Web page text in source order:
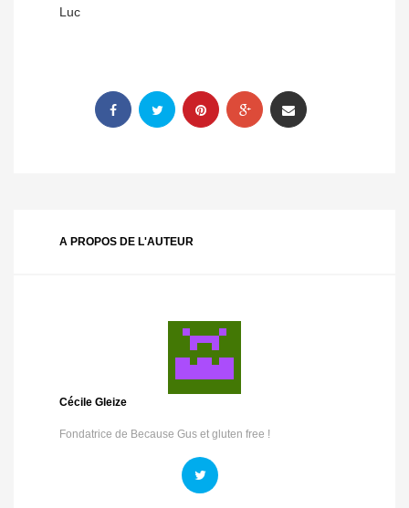
Luc
A PROPOS DE L'AUTEUR
Cécile Gleize
Fondatrice de Because Gus et gluten free !